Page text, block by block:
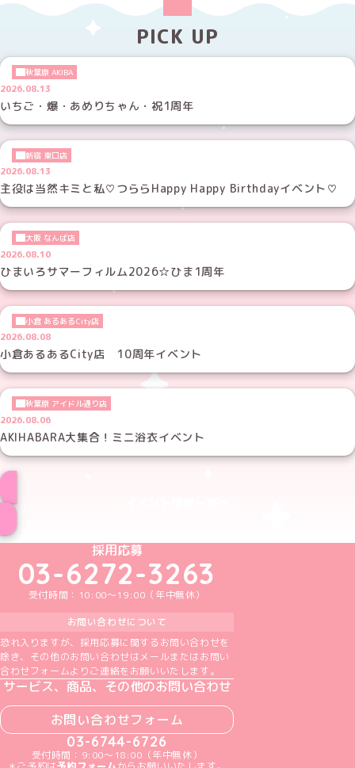
PICK UP
秋葉原 AKIBA
2026.08.13
いちご・爆・あめりちゃん・祝1周年
新宿 東口店
2026.08.13
主役は当然キミと私♡つららHappy Happy Birthdayイベント♡
大阪 なんば店
2026.08.10
ひまいろサマーフィルム2026☆ひま1周年
小倉 あるあるCity店
2026.08.08
小倉あるあるCity店 10周年イベント
秋葉原 アイドル通り店
2026.08.06
AKIHABARA大集合！ミニ浴衣イベント
めいどりーみんTikTok公式アカウント
めいどりーみんX公式アカウント
めいどりーみんInstagram公式アカウント
めいどりーみんFacebook公式アカウン
めいどりーみんYouTube公式アカ
採用応募
03-6272-3263
受付時間：10:00～19:00（年中無休）
お問い合わせについて
恐れ入りますが、採用応募に関するお問い合わせを
除き、その他のお問い合わせはメールまたはお問い
合わせフォームよりご連絡をお願いいたします。
サービス、商品、その他のお問い合わせ
お問い合わせフォーム
03-6744-6726
受付時間：9:00～18:00（年中無休）